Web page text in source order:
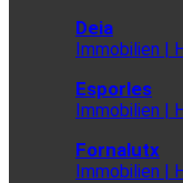
Deia
Immobilien |
Esporles
Immobilien |
Fornalutx
Immobilien |